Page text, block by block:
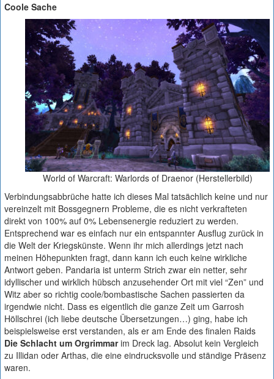
Coole Sache
World of Warcraft: Warlords of Draenor (Herstellerbild)
Verbindungsabbrüche hatte ich dieses Mal tatsächlich keine und nur
vereinzelt mit Bossgegnern Probleme, die es nicht verkrafteten
direkt von 100% auf 0% Lebensenergie reduziert zu werden.
Entsprechend war es einfach nur ein entspannter Ausflug zurück in
die Welt der Kriegskünste. Wenn ihr mich allerdings jetzt nach
meinen Höhepunkten fragt, dann kann ich euch keine wirkliche
Antwort geben. Pandaria ist unterm Strich zwar ein netter, sehr
idyllischer und wirklich hübsch anzusehender Ort mit viel “Zen” und
Witz aber so richtig coole/bombastische Sachen passierten da
irgendwie nicht. Dass es eigentlich die ganze Zeit um Garrosh
Höllschrei (ich liebe deutsche Übersetzungen…) ging, habe ich
beispielsweise erst verstanden, als er am Ende des finalen Raids
Die Schlacht um Orgrimmarim Dreck lag. Absolut kein Vergleich
zu Illidan oder Arthas, die eine eindrucksvolle und ständige Präsenz
waren.